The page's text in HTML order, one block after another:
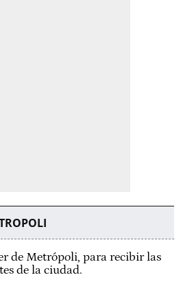
de Metrópoli, para recibir las
de la ciudad.